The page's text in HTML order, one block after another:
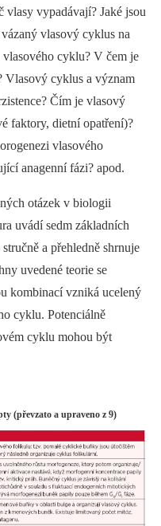
vlasy vypadávají? Jaké jsou
vlasový cyklus na
cyklu? V čem je
Vlasový cyklus a význam
Čím je vlasový
faktory, dietní opatření)?
vlasového
anagenní fázi? apod.
otázek v biologii
uvádí sedm základních
a přehledně shrnuje
uvedené teorie se
kombinací vzniká ucelený
cyklu. Potenciálně
cyklu mohou být
(převzato a upraveno z 9)